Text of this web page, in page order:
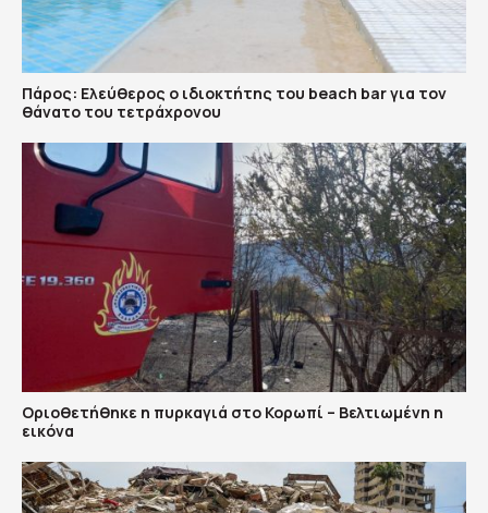
Πάρος: Ελεύθερος ο ιδιοκτήτης του beach bar για τον
θάνατο του τετράχρονου
Οριοθετήθηκε η πυρκαγιά στο Κορωπί – Βελτιωμένη η
εικόνα